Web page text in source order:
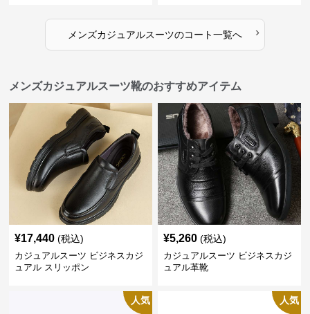
メンズカジュアルスーツのコート一覧へ ›
メンズカジュアルスーツ靴のおすすめアイテム
¥17,440 (税込)
カジュアルスーツ ビジネスカジ
ュアル スリッポン
¥5,260 (税込)
カジュアルスーツ ビジネスカジ
ュアル革靴
人気 人気